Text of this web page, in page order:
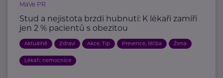
MaVe PR
Stud a nejistota brzdí hubnutí: K lékaři zamíří
jen 2 % pacientů s obezitou
Aktuálně Zdraví Akce, Tip Prevence, léčba Žena
Lékaři, nemocnice